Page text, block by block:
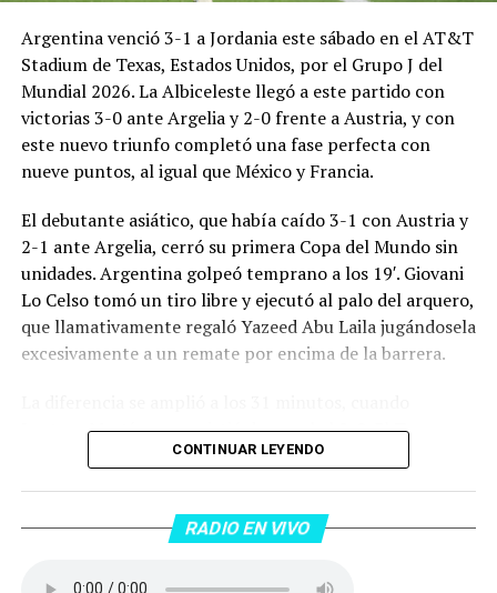
Argentina venció 3-1 a Jordania este sábado en el AT&T
Stadium de Texas, Estados Unidos, por el Grupo J del
Mundial 2026. La Albiceleste llegó a este partido con
victorias 3-0 ante Argelia y 2-0 frente a Austria, y con
este nuevo triunfo completó una fase perfecta con
nueve puntos, al igual que México y Francia.
El debutante asiático, que había caído 3-1 con Austria y
2-1 ante Argelia, cerró su primera Copa del Mundo sin
unidades. Argentina golpeó temprano a los 19′. Giovani
Lo Celso tomó un tiro libre y ejecutó al palo del arquero,
que llamativamente regaló Yazeed Abu Laila jugándosela
excesivamente a un remate por encima de la barrera.
Lautaro Martínez convirtió de penal el 2-0. El Toro
anotó su primer gol en Copas del Mundo, tras no
dentro del área sobre Marcos Senesi, que intentó ir a
una segunda pelota luego de un tiro en el travesaño del
CONTINUAR LEYENDO
RADIO EN VIVO